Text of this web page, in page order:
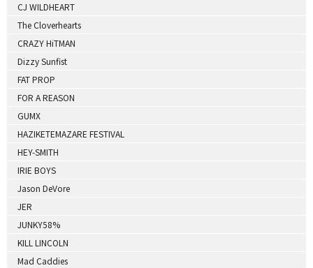
CJ WILDHEART
The Cloverhearts
CRAZY HiTMAN
Dizzy Sunfist
FAT PROP
FOR A REASON
GUMX
HAZIKETEMAZARE FESTIVAL
HEY-SMITH
IRIE BOYS
Jason DeVore
JER
JUNKY58%
KILL LINCOLN
Mad Caddies